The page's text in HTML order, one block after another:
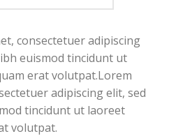
consectetuer adipiscing
euismod tincidunt ut
erat volutpat.Lorem
adipiscing elit, sed
tincidunt ut laoreet
volutpat.